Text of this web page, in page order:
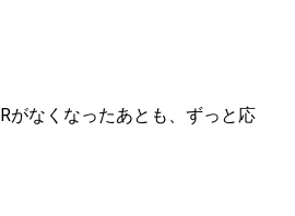
がなくなったあとも、ずっと応